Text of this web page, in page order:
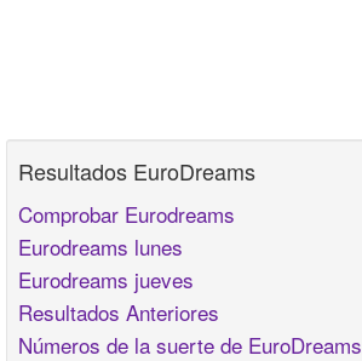
Resultados EuroDreams
Comprobar Eurodreams
Eurodreams lunes
Eurodreams jueves
Resultados Anteriores
Números de la suerte de EuroDreams